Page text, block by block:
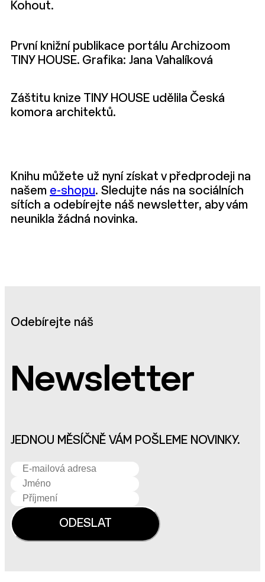
Kohout.
První knižní publikace portálu Archizoom
TINY HOUSE. Grafika: Jana Vahalíková
Záštitu knize TINY HOUSE udělila Česká
komora architektů.
Knihu můžete už nyní získat v předprodeji na
našem e-shopu. Sledujte nás na sociálních
sítích a odebírejte náš newsletter, aby vám
neunikla žádná novinka.
Odebírejte náš
Newsletter
JEDNOU MĚSÍČNĚ VÁM POŠLEME NOVINKY.